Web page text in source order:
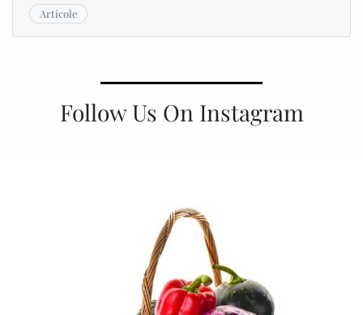
Articole
Follow Us On Instagram